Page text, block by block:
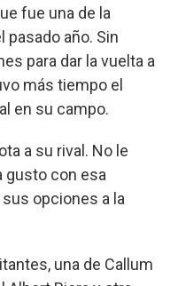
fue una de la
pasado año. Sin
para dar la vuelta a
más tiempo el
en su campo.
a su rival. No le
gusto con esa
opciones a la
una de Callum